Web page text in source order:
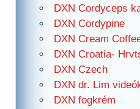
DXN Cordyceps
DXN Cordypine
DXN Cream
DXN Croatia-
DXN Czech
DXN dr. Lim
DXN fogkrém